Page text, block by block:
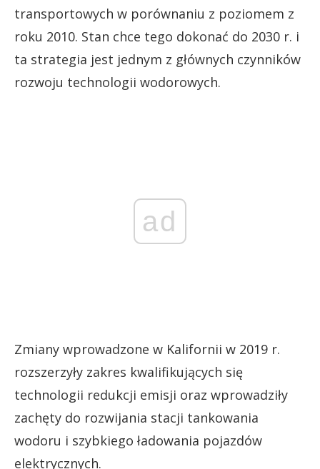
transportowych w porównaniu z poziomem z
roku 2010. Stan chce tego dokonać do 2030 r. i
ta strategia jest jednym z głównych czynników
rozwoju technologii wodorowych.
ad
Zmiany wprowadzone w Kalifornii w 2019 r.
rozszerzyły zakres kwalifikujących się
technologii redukcji emisji oraz wprowadziły
zachęty do rozwijania stacji tankowania
wodoru i szybkiego ładowania pojazdów
elektrycznych.